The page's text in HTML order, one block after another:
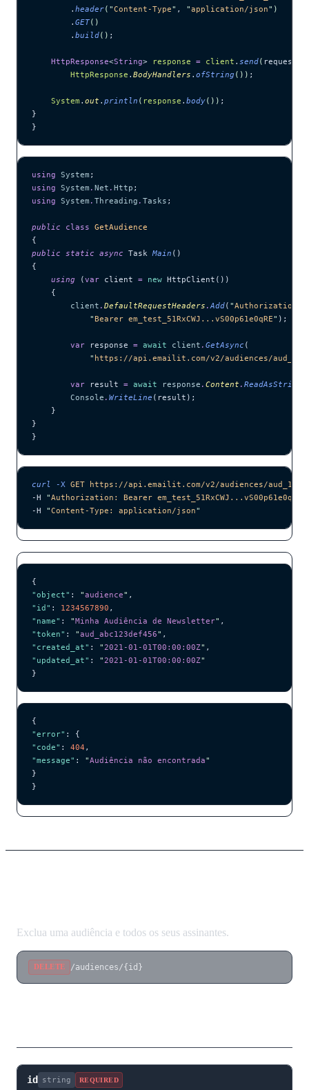
        .
header( "Content-Type" , "application/json" )
        .
GET()
        .
build() ;
    HttpResponse
<String> response = client . send( request,
        HttpResponse
. BodyHandlers . ofString ()) ;
    System
. out . println ( response . body()) ;
}
}
using System ;
using System . Net . Http ;
using System . Threading . Tasks ;
public class GetAudience
{
public static async Task Main ()
{
    using
(var client = new HttpClient())
    {
        client
. DefaultRequestHeaders .Add( "Authorization
            "
Bearer em_test_51RxCWJ...vS00p61e0qRE" );
        var
response = await client . GetAsync (
            "
https://api.emailit.com/v2/audiences/
        var
result = await response . Content .
        Console
. WriteLine (result);
    }
}
}
curl -X GET https://api.emailit.com/v2/audiences/
-H "Authorization: Bearer em_test_51RxCWJ...vS00p61e0qRE
-H "Content-Type: application/json"
{
"object" : "audience" ,
"id" : 1234567890 ,
"name" : "Minha Audiência de Newsletter" ,
"token" : "aud_abc123def456" ,
"created_at" : "2021-01-01T00:00:00Z" ,
"updated_at" : "2021-01-01T00:00:00Z"
}
{
"error" : {
"code" : 404 ,
"message" : "Audiência não encontrada"
}
}
Exclua uma audiência e todos os seus assinantes.
DELETE /audiences/{id}
id string REQUIRED